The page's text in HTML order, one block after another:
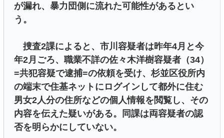
が漏れ、暴力団側に流れた可能性があるとい
う。
捜査2課によると、市川容疑者は昨年4月と今
年2月ごろ、職業不詳の佐々木洋樹容疑者（34）
=共犯容疑で逮捕=の依頼を受け、杉並区役所内
の端末で住基ネットにログインして都外に住む
男女2人分の住所などの個人情報を閲覧し、その
内容を伝えた疑いがある。同課は両容疑者の認
否を明らかにしていない。